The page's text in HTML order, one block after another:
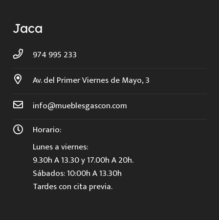
Jaca
974 995 233
Av. del Primer Viernes de Mayo, 3
info@mueblesgascon.com
Horario:
Lunes a viernes:
9.30h A 13.30 y 17.00h A 20h.
Sábados: 10:00h A 13.30h
Tardes con cita previa.